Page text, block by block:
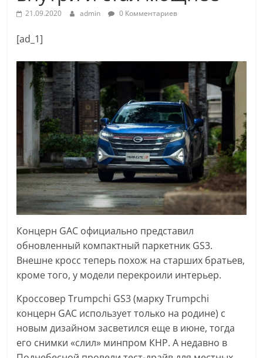
21.09.2020 admin 0 Комментариев
[ad_1]
Концерн GAC официально представил
обновленный компактный паркетник GS3.
Внешне кросс теперь похож на старших братьев,
кроме того, у модели перекроили интерьер.
Кроссовер Trumpchi GS3 (марку Trumpchi
концерн GAC использует только на родине) с
новым дизайном засветился еще в июне, тогда
его снимки «слил» минпром КНР. А недавно в